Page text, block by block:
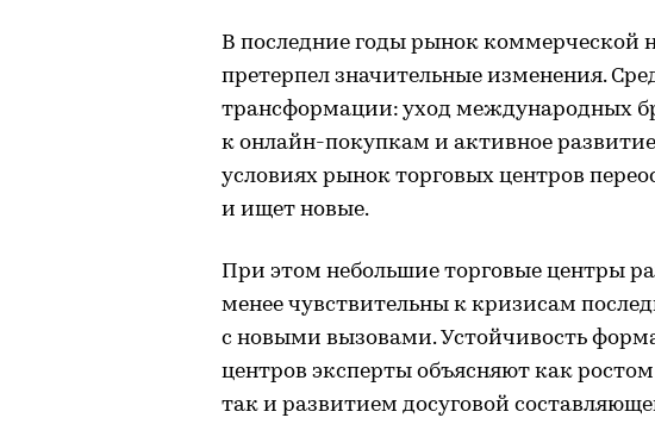
В последние годы рынок коммерческой
претерпел значительные изменения.
трансформации: уход международных
к онлайн-покупкам и активное
условиях рынок торговых центров
и ищет новые.
При этом небольшие торговые центры
менее чувствительны к кризисам
с новыми вызовами. Устойчивость
центров эксперты объясняют как
так и развитием досуговой